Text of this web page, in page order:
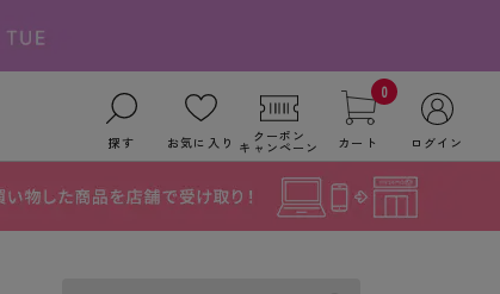
探す お気に入り クーポン
キャンペーン
0
カート ログイン